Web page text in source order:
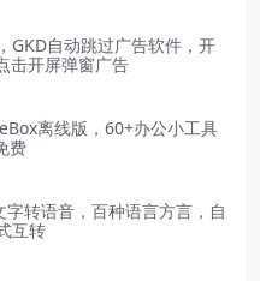
GKD自动跳过广告软件，开
击开屏弹窗广告
离线版，60+办公小工具
费
字转语音，百种语言方言，自
互转